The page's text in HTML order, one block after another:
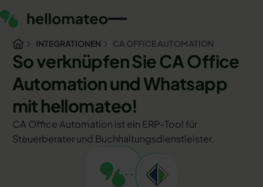
INTEGRATIONEN CA OFFICE AUTOMATION
So verknüpfen Sie CA Office
Automation und Whatsapp
mit hellomateo!
CA Office Automation ist ein ERP-Tool für
Steuerberater und Buchhaltungsdienstleister.